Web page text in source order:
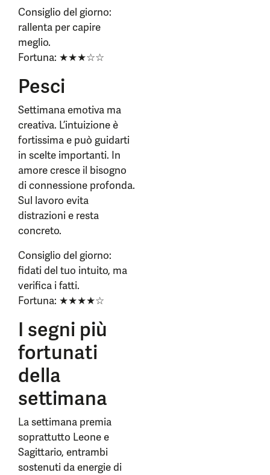
Consiglio del giorno:
rallenta per capire
meglio.
Fortuna: ★★★☆☆
Pesci
Settimana emotiva ma
creativa. L’intuizione è
fortissima e può guidarti
in scelte importanti. In
amore cresce il bisogno
di connessione profonda.
Sul lavoro evita
distrazioni e resta
concreto.
Consiglio del giorno:
fidati del tuo intuito, ma
verifica i fatti.
Fortuna: ★★★★☆
I segni più
fortunati
della
settimana
La settimana premia
soprattutto Leone e
Sagittario, entrambi
sostenuti da energie di